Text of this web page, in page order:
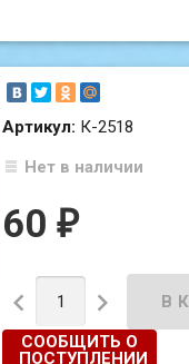
Артикул: К-2518
Нет в наличии
60₽
 
СООБЩИТЬ О
ПОСТУПЛЕНИИ